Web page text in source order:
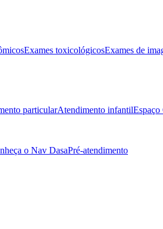
Exames toxicológicosExames de
particularAtendimento infantilEspaço
o Nav DasaPré-atendimento